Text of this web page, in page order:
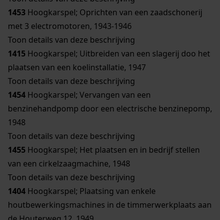
1453 Hoogkarspel; Oprichten van een zaadschonerij
met 3 electromotoren, 1943-1946
Toon details van deze beschrijving
1415 Hoogkarspel; Uitbreiden van een slagerij doo het
plaatsen van een koelinstallatie, 1947
Toon details van deze beschrijving
1454 Hoogkarspel; Vervangen van een
benzinehandpomp door een electrische benzinepomp,
1948
Toon details van deze beschrijving
1455 Hoogkarspel; Het plaatsen en in bedrijf stellen
van een cirkelzaagmachine, 1948
Toon details van deze beschrijving
1404 Hoogkarspel; Plaatsing van enkele
houtbewerkingsmachines in de timmerwerkplaats aan